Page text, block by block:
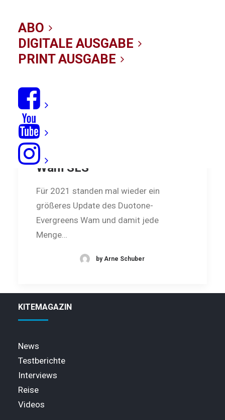
ABO
DIGITALE AUSGABE
PRINT AUSGABE
Crowdpleaser: Duotone
Wam SLS
Für 2021 standen mal wieder ein
größeres Update des Duotone-
Evergreens Wam und damit jede
Menge…
by Arne Schuber
KITEMAGAZIN
News
Testberichte
Interviews
Reise
Videos